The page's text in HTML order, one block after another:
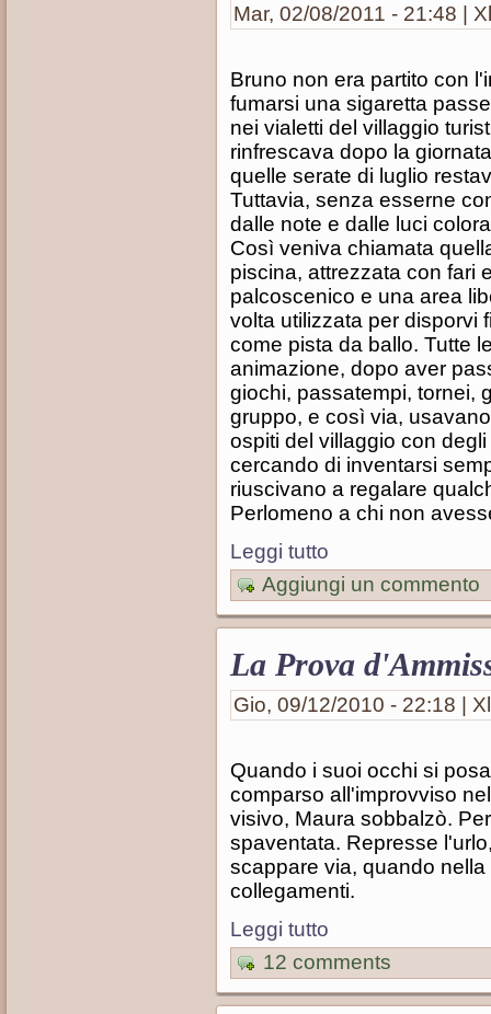
Mar, 02/08/2011 - 21:48 |
Bruno non era partito con
fumarsi una sigaretta
nei vialetti del villaggio
rinfrescava dopo la
quelle serate di luglio
Tuttavia, senza esserne
dalle note e dalle luci
Così veniva chiamata
piscina, attrezzata con fari
palcoscenico e una area
volta utilizzata per disporvi
come pista da ballo. Tutte
animazione, dopo aver
giochi, passatempi, tornei,
gruppo, e così via,
ospiti del villaggio con
cercando di inventarsi
riuscivano a regalare
Perlomeno a chi non
Leggi tutto
Aggiungi un commento
La Prova
Gio, 09/12/2010 - 22:18 |
Quando i suoi occhi si
comparso all'improvviso
visivo, Maura sobbalzò.
spaventata. Represse
scappare via, quando
collegamenti.
Leggi tutto
12 comments